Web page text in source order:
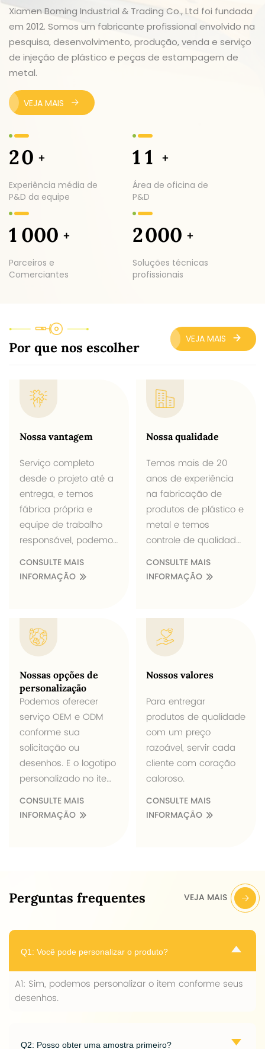
de personalização
Xiamen Boming Industrial & Trading Co., Ltd foi fundada
em 2012. Somos um fabricante profissional envolvido na
pesquisa, desenvolvimento, produção, venda e serviço
de injeção de plástico e peças de estampagem de
metal.
VEJA MAIS
20 +
Experiência média de
P&D da equipe
1 1 +
Área de oficina de
P&D
1 000 +
Parceiros e
Comerciantes
2000 +
Soluções técnicas
profissionais
Por que nos escolher
VEJA MAIS
Nossa vantagem
Serviço completo
desde o projeto até a
entrega, e temos
fábrica própria e
equipe de trabalho
responsável, podemos
oferecer preços
competitivos e
entrega no prazo.
CONSULTE MAIS
INFORMAÇÃO
Nossa qualidade
Temos mais de 20
anos de experiência
na fabricação de
produtos de plástico e
metal e temos
controle de qualidade
para verificar o item
durante a produção e
depois que os
prontos, podemos
oferecer itens de alta
qualidade.
CONSULTE MAIS
INFORMAÇÃO
Nossas opções de
personalização
Podemos oferecer
serviço OEM e ODM
conforme sua
solicitação ou
desenhos. E o logotipo
personalizado no item
ou embalagem
personalizada
também estão
CONSULTE MAIS
INFORMAÇÃO
Nossos valores
Para entregar
produtos de qualidade
com um preço
razoável, servir cada
cliente com coração
caloroso.
CONSULTE MAIS
INFORMAÇÃO
Perguntas frequentes VEJA MAIS
Q1: Você pode personalizar o produto?
A1: Sim, podemos personalizar o item conforme seus
desenhos.
Q2: Posso obter uma amostra primeiro?